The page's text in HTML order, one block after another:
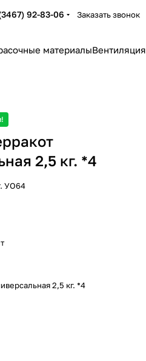
92-83-06 Заказать звонок
материалыВентиляция
2,5 кг. *4
УО64
2,5 кг. *4